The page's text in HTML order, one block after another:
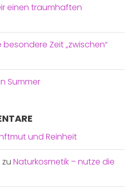
einen traumhaften
Zeit „zwischen“
Summer
und Reinheit
zu Naturkosmetik – nutze die